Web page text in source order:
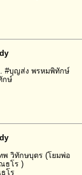
#บุญส่ง พรหมพิทักษ์
กษ์
พ วิทักษบุตร (โยมพ่อ
ธโร )
โร